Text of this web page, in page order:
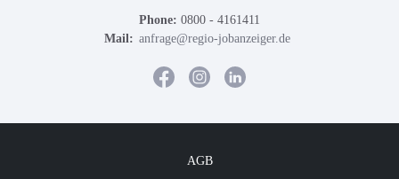
Phone: 0800 - 4161411
Mail: anfrage@regio-jobanzeiger.de
AGB